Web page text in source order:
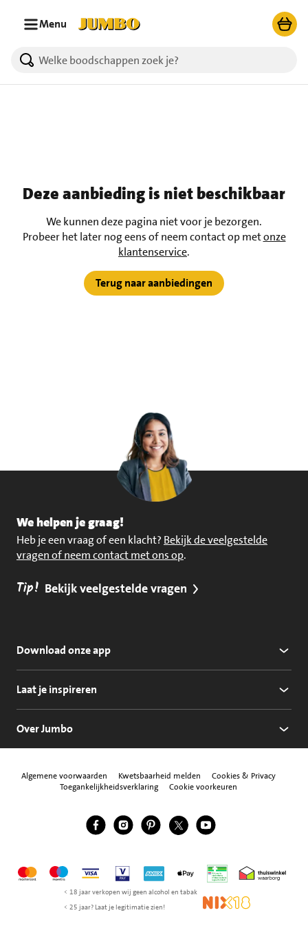
Menu
Deze aanbieding is niet beschikbaar
We kunnen deze pagina niet voor je bezorgen.
Probeer het later nog eens of neem contact op metonze
klantenservice.
Terug naar aanbiedingen
We helpen je graag!
Heb je een vraag of een klacht? Bekijk de veelgestelde
vragen of neem contact met ons op.
Tip! Bekijk veelgestelde vragen
Download onze app
Laat je inspireren
Over Jumbo
Algemene voorwaarden Kwetsbaarheid melden
Cookies & Privacy
Toegankelijkheidsverklaring
Cookie voorkeuren
Volg ons
Jumbo Facebook
Jumbo Instagram
Jumbo Pinterest
Jumbo Twitter
Jumbo YouTube
MastercardMaestroVisa Vpay American Express
Apple Pay Thuiswinkel
< 18 jaar verkopen wij geen alcohol en tabak
< 25 jaar? Laat je legitimatie zien!
NIX18